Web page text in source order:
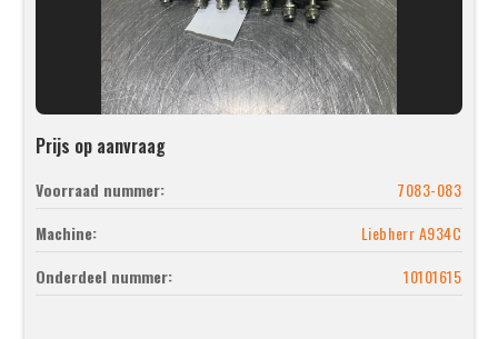
Prijs op aanvraag
Voorraad nummer:
7083-083
Machine:
Liebherr A934C
Onderdeel nummer:
10101615